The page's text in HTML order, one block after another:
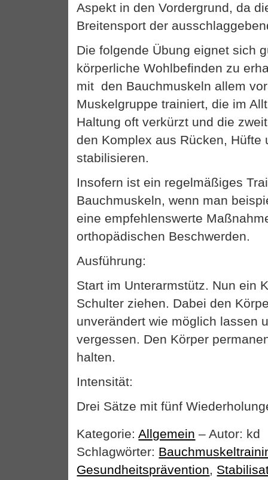
Aspekt in den Vordergrund, da
Breitensport der
Die folgende Übung eignet sich
körperliche Wohlbefinden zu
mit den Bauchmuskeln allem
Muskelgruppe trainiert, die im
Haltung oft verkürzt und die
den Komplex aus Rücken, Hüfte
stabilisieren.
Insofern ist ein regelmäßiges
Bauchmuskeln, wenn man
eine empfehlenswerte
orthopädischen Beschwerden.
Ausführung:
Start im Unterarmstütz. Nun ein
Schulter ziehen. Dabei den
unverändert wie möglich lassen
vergessen. Den Körper
halten.
Intensität:
Drei Sätze mit fünf
Kategorie:Allgemein – Autor: kd
Schlagwörter:
Gesundheitsprävention,